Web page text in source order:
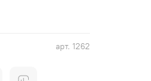
арт. 1262